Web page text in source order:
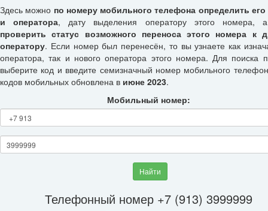
Здесь можно по номеру мобильного телефона определить его
и оператора, дату выделения оператору этого номера,
проверить статус возможного переноса этого номера к
оператору. Если номер был перенесён, то вы узнаете как
оператора, так и нового оператора этого номера. Для поиска
выберите код и введите семизначный номер мобильного
кодов мобильных обновлена в июне 2023.
Мобильный номер:
Найти
Телефонный номер +7 (913) 3999999